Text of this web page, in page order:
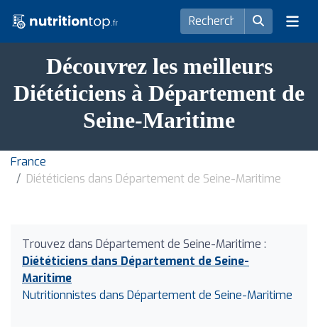
Découvrez les meilleurs
Diététiciens à Département de
Seine-Maritime
France
Diététiciens dans Département de Seine-Maritime
Trouvez dans Département de Seine-Maritime :
Diététiciens dans Département de Seine-
Maritime
Nutritionnistes dans Département de Seine-Maritime